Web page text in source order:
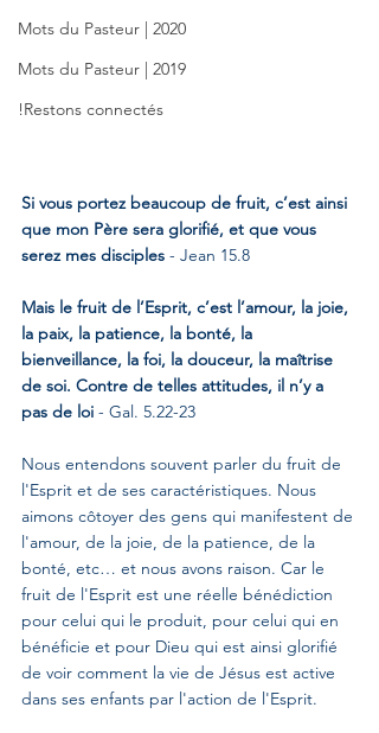
Mots du Pasteur | 2020
Mots du Pasteur | 2019
!Restons connectés
Si vous portez beaucoup de fruit, c’est ainsi
que mon Père sera glorifié, et que vous
serez mes disciples - Jean 15.8
Mais le fruit de l’Esprit, c’est l’amour, la joie,
la paix, la patience, la bonté, la
bienveillance, la foi, la douceur, la maîtrise
de soi. Contre de telles attitudes, il n’y a
pas de loi - Gal. 5.22-23
Nous entendons souvent parler du fruit de
l'Esprit et de ses caractéristiques. Nous
aimons côtoyer des gens qui manifestent de
l'amour, de la joie, de la patience, de la
bonté, etc… et nous avons raison. Car le
fruit de l'Esprit est une réelle bénédiction
pour celui qui le produit, pour celui qui en
bénéficie et pour Dieu qui est ainsi glorifié
de voir comment la vie de Jésus est active
dans ses enfants par l'action de l'Esprit.